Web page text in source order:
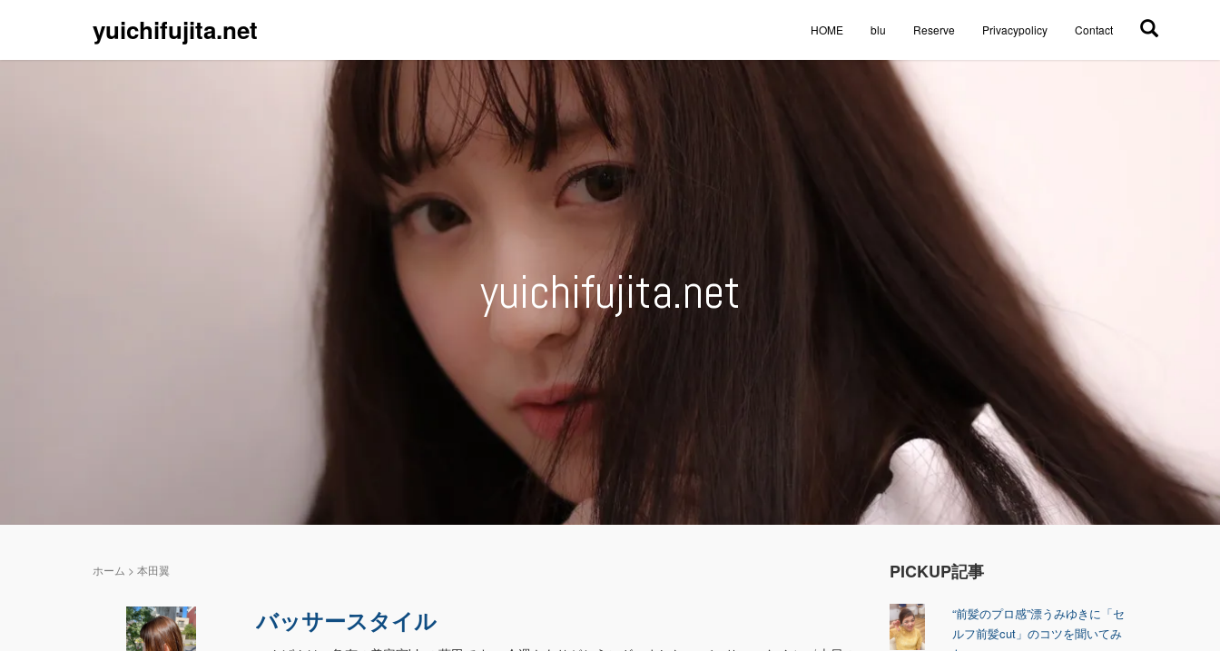
yuichifujita.net HOME blu Reserve Privacypolicy Contact
yuichifujita.net
ホーム > 本田翼
バッサースタイル
PICKUP記事
“前髪のプロ感”漂うみゆきに「セ
ルフ前髪cut」のコツを聞いてみ